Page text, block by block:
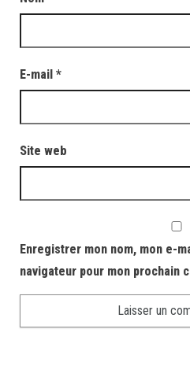
E-mail *
Site web
Enregistrer mon nom, mon e-
navigateur pour mon prochain